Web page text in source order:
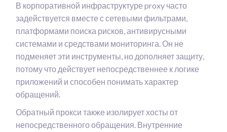
В корпоративной инфраструктуре proxy часто
задействуется вместе с сетевыми фильтрами,
платформами поиска рисков, антивирусными
системами и средствами мониторинга. Он не
подменяет эти инструменты, но дополняет защиту,
потому что действует непосредственнее к логике
приложений и способен понимать характер
обращений.
Обратный прокси также изолирует хосты от
непосредственного обращения. Внутренние